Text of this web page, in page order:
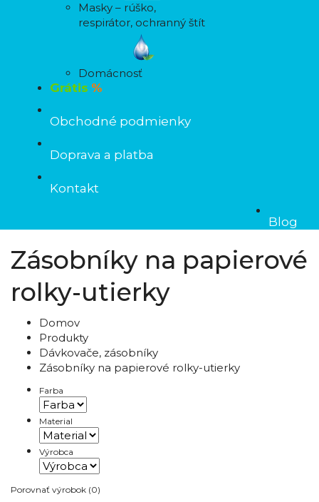
Masky – rúško,
respirátor, ochranný štít
Domácnosť
Grátis %
Obchodné podmienky
Doprava a platba
Kontakt
Blog
Zásobníky na papierové
rolky-utierky
Domov
Produkty
Dávkovače, zásobníky
Zásobníky na papierové rolky-utierky
Farba
Material
Výrobca
Porovnať výrobok (0)